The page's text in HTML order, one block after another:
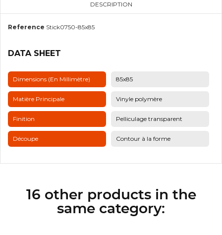
DESCRIPTION
Reference Stick0750-85x85
DATA SHEET
Dimensions (en Millimètre) 85x85
Matière Principale Vinyle polymère
Finition Pelliculage transparent
Découpe Contour à la forme
16 other products in the
same category: